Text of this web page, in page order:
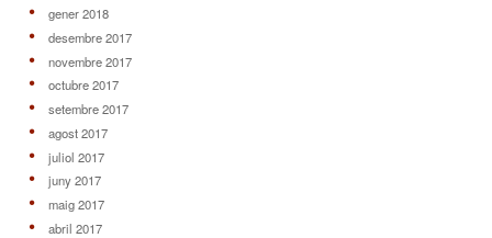
gener 2018
desembre 2017
novembre 2017
octubre 2017
setembre 2017
agost 2017
juliol 2017
juny 2017
maig 2017
abril 2017